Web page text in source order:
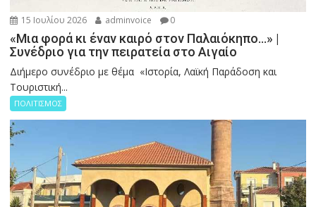
15 Ιουλίου 2026 adminvoice 0
«Μια φορά κι έναν καιρό στον Παλαιόκηπο…» |
Συνέδριο για την πειρατεία στο Αιγαίο
Διήμερο συνέδριο με θέμα «Ιστορία, Λαϊκή Παράδοση και
Τουριστική...
ΠΟΛΙΤΙΣΜΟΣ